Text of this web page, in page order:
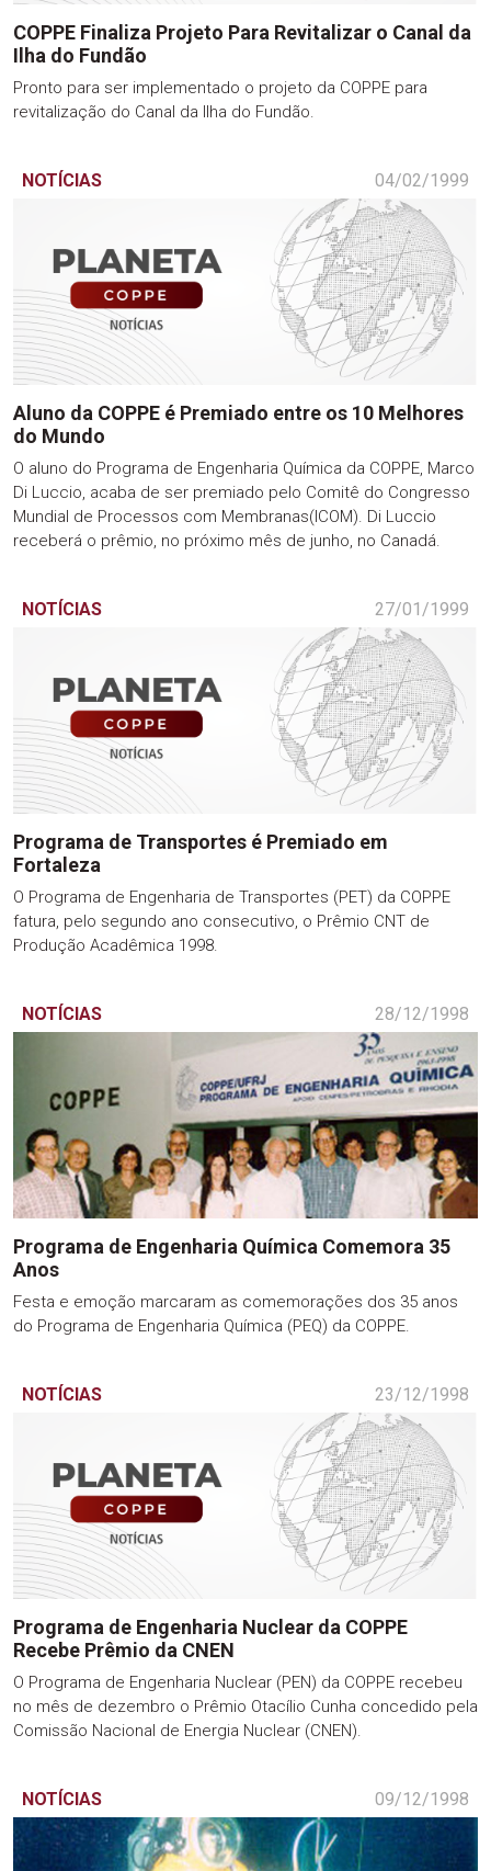
COPPE Finaliza Projeto Para Revitalizar o Canal da
Ilha do Fundão
Pronto para ser implementado o projeto da COPPE para
revitalização do Canal da Ilha do Fundão.
NOTÍCIAS 04/02/1999
Aluno da COPPE é Premiado entre os 10 Melhores
do Mundo
O aluno do Programa de Engenharia Química da COPPE, Marco
Di Luccio, acaba de ser premiado pelo Comitê do Congresso
Mundial de Processos com Membranas(ICOM). Di Luccio
receberá o prêmio, no próximo mês de junho, no Canadá.
NOTÍCIAS 27/01/1999
Programa de Transportes é Premiado em
Fortaleza
O Programa de Engenharia de Transportes (PET) da COPPE
fatura, pelo segundo ano consecutivo, o Prêmio CNT de
Produção Acadêmica 1998.
NOTÍCIAS 28/12/1998
Programa de Engenharia Química Comemora 35
Anos
Festa e emoção marcaram as comemorações dos 35 anos
do Programa de Engenharia Química (PEQ) da COPPE.
NOTÍCIAS 23/12/1998
Programa de Engenharia Nuclear da COPPE
Recebe Prêmio da CNEN
O Programa de Engenharia Nuclear (PEN) da COPPE recebeu
no mês de dezembro o Prêmio Otacílio Cunha concedido pela
Comissão Nacional de Energia Nuclear (CNEN).
NOTÍCIAS 09/12/1998